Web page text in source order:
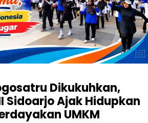
Dikukuhkan,
Sidoarjo Ajak Hidupkan
UMKM